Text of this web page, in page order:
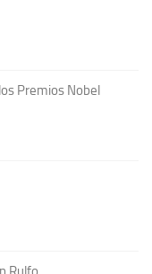
Premios Nobel